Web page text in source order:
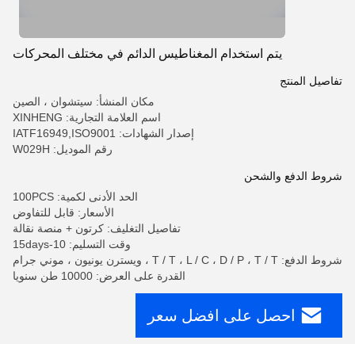
يتم استخدام المغناطيس الدائم في مختلف المحركات
تفاصيل المنتج
مكان المنشأ: سيتشوان ، الصين
اسم العلامة التجارية: XINHENG
إصدار الشهادات: IATF16949,ISO9001
رقم الموديل: W029H
شروط الدفع والشحن
الحد الأدنى لكمية: 100PCS
الأسعار: قابل للتفاوض
تفاصيل التغليف: كرتون + منصة نقالة
وقت التسليم: 10-15days
شروط الدفع: T / T ، L / C ، D / P ، T / T ، ويسترن يونيون ، موني جرام
القدرة على العرض: 10000 طن سنويا
احصل على افضل سعر